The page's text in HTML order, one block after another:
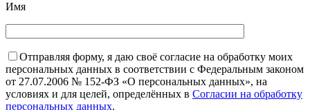
Имя
Отправляя форму, я даю своё согласие на обработку моих
персональных данных в соответствии с Федеральным законом
от 27.07.2006 № 152-ФЗ «О персональных данных», на
условиях и для целей, определённых в Согласии на обработку
персональных данных.